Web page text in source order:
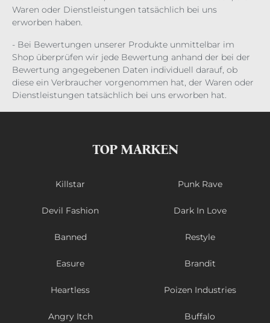
Waren oder Dienstleistungen tatsächlich bei uns
erworben haben.
- Bei Bewertungen unserer Produkte unmittelbar im
Shop überprüfen wir jede Bewertung anhand der bei der
Bewertung angegebenen Daten individuell darauf, ob
diese ein Verbraucher vorgenommen hat, der Waren oder
Dienstleistungen tatsächlich bei uns erworben hat.
TOP MARKEN
Killstar Punk Rave
Devil Fashion Dark In Love
Banned Restyle
Easure Brandit
Heartless Poizen Industries
Angry Itch Buffalo